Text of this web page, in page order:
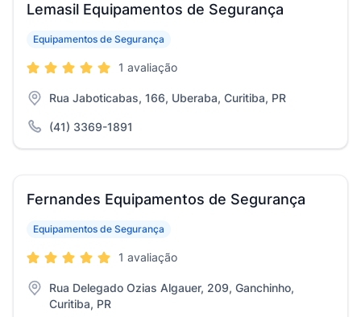
Lemasil Equipamentos de Segurança
Equipamentos de Segurança
1 avaliação
Rua Jaboticabas, 166, Uberaba, Curitiba, PR
(41) 3369-1891
Fernandes Equipamentos de Segurança
Equipamentos de Segurança
1 avaliação
Rua Delegado Ozias Algauer, 209, Ganchinho,
Curitiba, PR